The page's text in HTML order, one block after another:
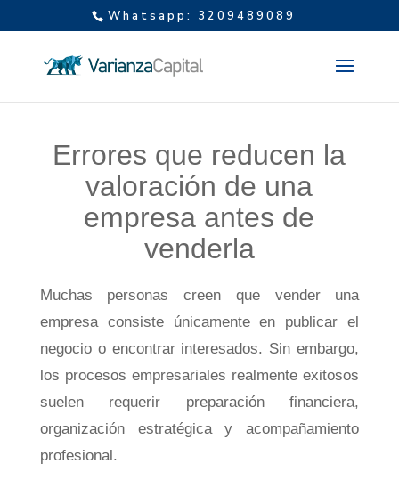
Whatsapp: 3209489089
Errores que reducen la
valoración de una
empresa antes de
venderla
Muchas personas creen que vender una
empresa consiste únicamente en publicar el
negocio o encontrar interesados. Sin embargo,
los procesos empresariales realmente exitosos
suelen requerir preparación financiera,
organización estratégica y acompañamiento
profesional.